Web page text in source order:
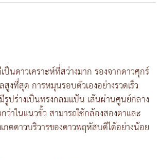
นดาวเคราะห์ที่สว่างมาก รองจากดาวศุกร์
งที่สุด การหมุนรอบตัวเองอย่างรวดเร็ว
ปร่างเป็นทรงกลมแป้น เส้นผ่านศูนย์กลาง
ว่าในแนวขั้ว สามารถใช้กล้องสองตาและ
กตดาวบริวารของดาวพฤหัสบดีได้อย่างน้อย